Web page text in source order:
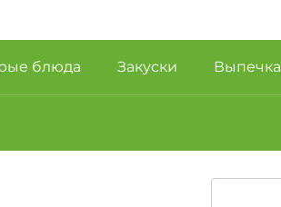
блюда Закуски Выпечка